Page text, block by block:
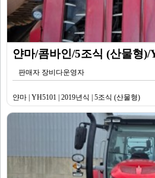
얀마/콤바인/5조식 (산물형)/
판매자 장비다운영자
얀마 | YH5101 | 2019년식 | 5조식 (산물형)